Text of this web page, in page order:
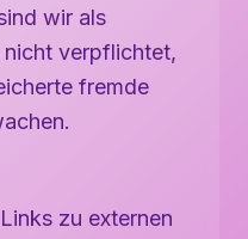
wir als
verpflichtet,
fremde
zu externen